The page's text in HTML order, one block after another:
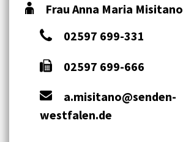
Frau Anna Maria Misitano
02597 699-331
02597 699-666
a.misitano@senden-
westfalen.de